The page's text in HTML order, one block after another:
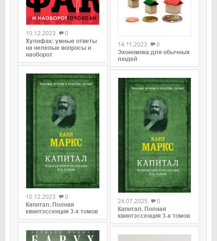
0
10.12.2023
0
Хулифак: умные ответы
на нелепые вопросы и
наоборот
10.12.2023
0
Капитал. Полная
квинтэссенция 3-х томов
14.11.2023
0
Экономика для обычных
людей
24.07.2025
0
Капитал. Полная
квинтэссенция 3-х томов